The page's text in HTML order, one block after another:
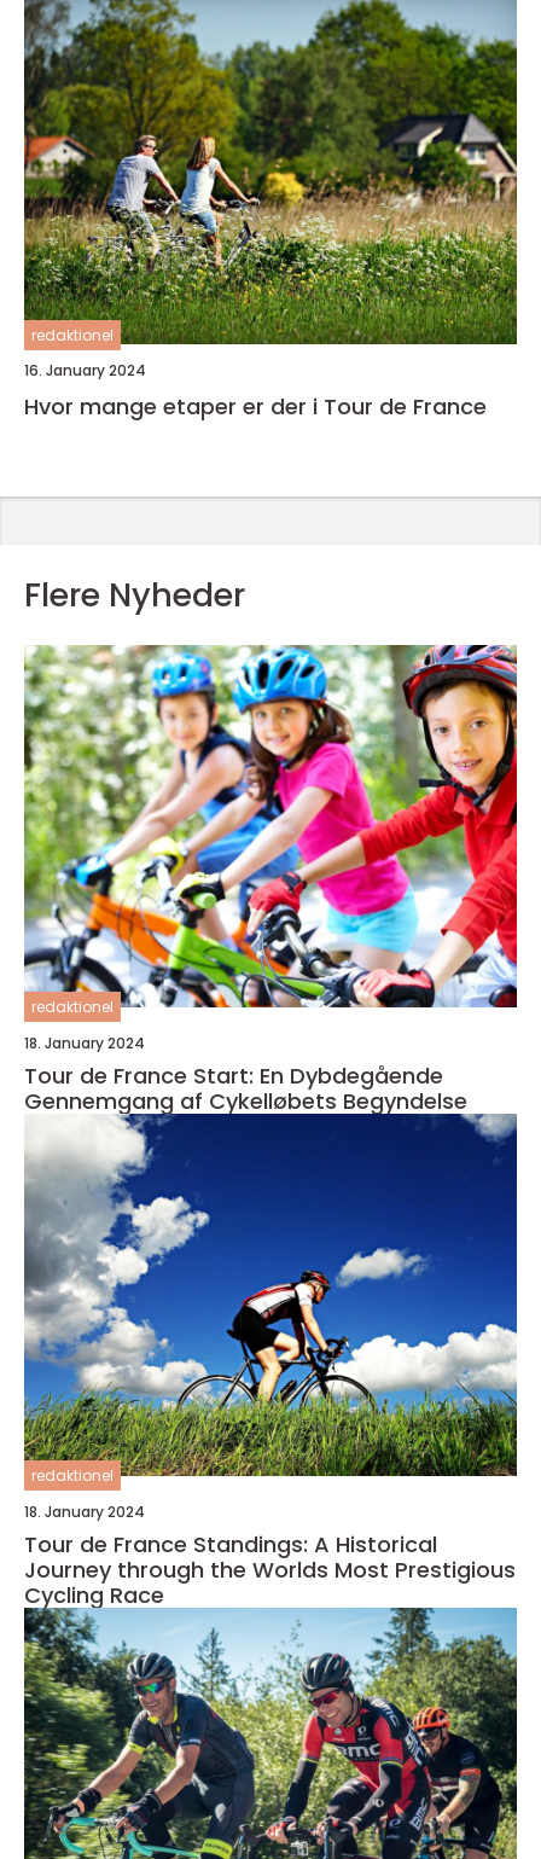
redaktionel
16. January 2024
Hvor mange etaper er der i Tour de France
Flere Nyheder
redaktionel
18. January 2024
Tour de France Start: En Dybdegående
Gennemgang af Cykelløbets Begyndelse
redaktionel
18. January 2024
Tour de France Standings: A Historical
Journey through the Worlds Most Prestigious
Cycling Race